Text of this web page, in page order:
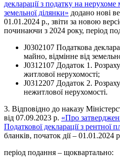
декларації з податку на нерухоме
земельної ділянки» додано нові
01.01.2024 р., звіти за новою
починаючи з 2024 року, період
J0302107 Податкова
майно, відмінне від
J0312107 Додаток 1.
житлової нерухомості;
J0312207 Додаток 2.
нежитлової нерухомості.
3. Відповідно до наказу
від 07.09.2023 р. «Про
Податкової декларації з рентної
бланків, початок дії – 01.01.2024
період подання – щоквартально: